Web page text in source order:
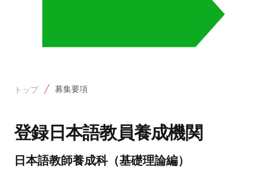
トップ 募集要項
登録日本語教員養成機関
日本語教師養成科（基礎理論編）